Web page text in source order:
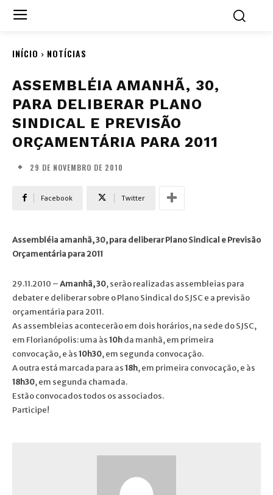
INÍCIO NOTÍCIAS
ASSEMBLÉIA AMANHÃ, 30,
PARA DELIBERAR PLANO
SINDICAL E PREVISÃO
ORÇAMENTÁRIA PARA 2011
29 DE NOVEMBRO DE 2010
Facebook Twitter
Assembléia amanhã, 30, para deliberar Plano Sindical e Previsão
Orçamentária para 2011
29.11.2010 –Amanhã, 30, serão realizadas assembleias para
debater e deliberar sobre o Plano Sindical do SJSC e a previsão
orçamentária para 2011.
As assembleias acontecerão em dois horários, na sede do SJSC,
em Florianópolis: uma às10hda manhã, em primeira
convocação, e às10h30, em segunda convocação.
A outra está marcada para as18h, em primeira convocação, e às
18h30, em segunda chamada.
Estão convocados todos os associados.
Participe!